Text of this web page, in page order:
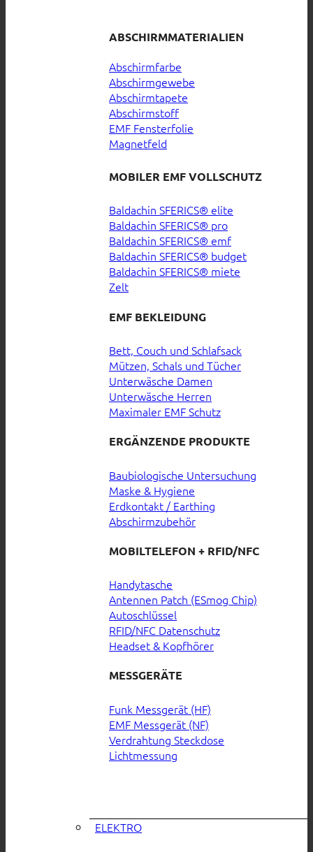
ABSCHIRMMATERIALIEN
Abschirmfarbe
Abschirmgewebe
Abschirmtapete
Abschirmstoff
EMF Fensterfolie
Magnetfeld
MOBILER EMF VOLLSCHUTZ
Baldachin SFERICS® elite
Baldachin SFERICS® pro
Baldachin SFERICS® emf
Baldachin SFERICS® budget
Baldachin SFERICS® miete
Zelt
EMF BEKLEIDUNG
Bett, Couch und Schlafsack
Mützen, Schals und Tücher
Unterwäsche Damen
Unterwäsche Herren
Maximaler EMF Schutz
ERGÄNZENDE PRODUKTE
Baubiologische Untersuchung
Maske & Hygiene
Erdkontakt / Earthing
Abschirmzubehör
MOBILTELEFON + RFID/NFC
Handytasche
Antennen Patch (ESmog Chip)
Autoschlüssel
RFID/NFC Datenschutz
Headset & Kopfhörer
MESSGERÄTE
Funk Messgerät (HF)
EMF Messgerät (NF)
Verdrahtung Steckdose
Lichtmessung
ELEKTRO